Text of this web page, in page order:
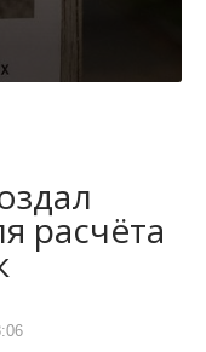
расчёта